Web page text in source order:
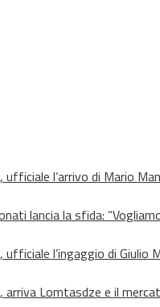
l’arrivo di Mario
lancia la sfida:
l’ingaggio di Giulio
arriva Lomtasdze e il